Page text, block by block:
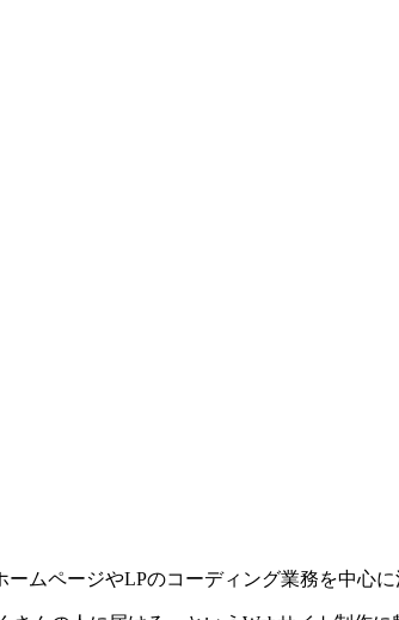
ムページやLPのコーディング業務を中心に